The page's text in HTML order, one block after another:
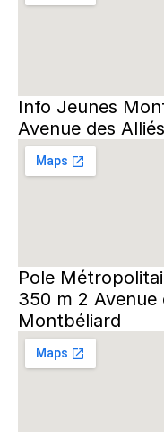
Info Jeunes
Avenue des
Pole
350 m 2 Avenue
Montbéliard